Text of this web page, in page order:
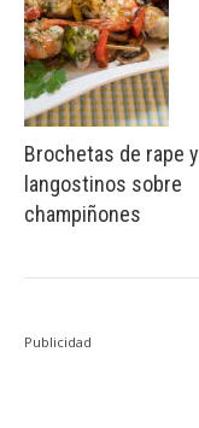
Brochetas de rape y
langostinos sobre
champiñones
Publicidad